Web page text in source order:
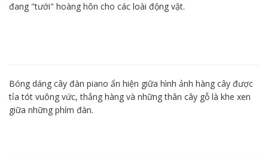
đang "tưới" hoàng hôn cho các loài động vật.
Bóng dáng cây đàn piano ẩn hiện giữa hình ảnh hàng cây được
tỉa tót vuông vức, thẳng hàng và những thân cây gỗ là khe xen
giữa những phím đàn.